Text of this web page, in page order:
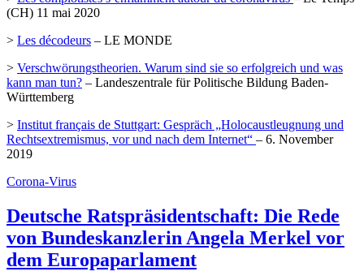
(CH) 11 mai 2020
> Les décodeurs – LE MONDE
> Verschwörungstheorien. Warum sind sie so erfolgreich und was
kann man tun? – Landeszentrale für Politische Bildung Baden-
Württemberg
> Institut français de Stuttgart: Gespräch „Holocaustleugnung und
Rechtsextremismus, vor und nach dem Internet“ – 6. November
2019
Corona-Virus
Deutsche Ratspräsidentschaft: Die Rede
von Bundeskanzlerin Angela Merkel vor
dem Europaparlament